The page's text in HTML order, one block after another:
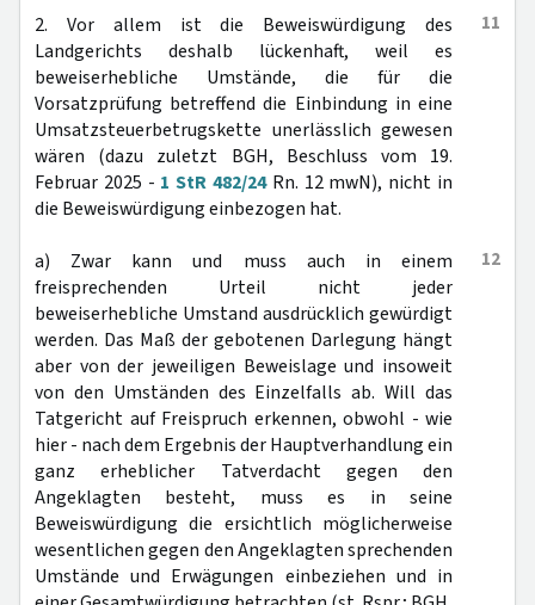
11
2. Vor allem ist die Beweiswürdigung des
Landgerichts deshalb lückenhaft, weil es
beweiserhebliche Umstände, die für die
Vorsatzprüfung betreffend die Einbindung in eine
Umsatzsteuerbetrugskette unerlässlich gewesen
wären (dazu zuletzt BGH, Beschluss vom 19.
Februar 2025 - 1 StR 482/24Rn. 12 mwN), nicht in
die Beweiswürdigung einbezogen hat.
12
a) Zwar kann und muss auch in einem
freisprechenden Urteil nicht jeder
beweiserhebliche Umstand ausdrücklich gewürdigt
werden. Das Maß der gebotenen Darlegung hängt
aber von der jeweiligen Beweislage und insoweit
von den Umständen des Einzelfalls ab. Will das
Tatgericht auf Freispruch erkennen, obwohl - wie
hier - nach dem Ergebnis der Hauptverhandlung ein
ganz erheblicher Tatverdacht gegen den
Angeklagten besteht, muss es in seine
Beweiswürdigung die ersichtlich möglicherweise
wesentlichen gegen den Angeklagten sprechenden
Umstände und Erwägungen einbeziehen und in